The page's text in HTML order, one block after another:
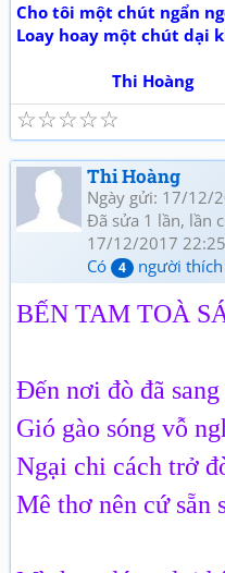
Cho tôi một chút ngẩn
Loay hoay một chút dại
Thi Hoàng
☆
☆
☆
☆
☆
Thi Hoàng
Ngày gửi: 17/12/
Đã sửa 1 lần, lần
17/12/2017 22:25
Có
4 người thích
BẾN TAM TOÀ
Đến nơi đò đã sang
Gió gào sóng vỗ
Ngại chi cách trở
Mê thơ nên cứ sẵn